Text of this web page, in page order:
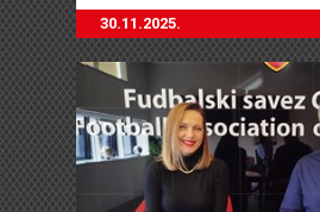
30.11.2025.